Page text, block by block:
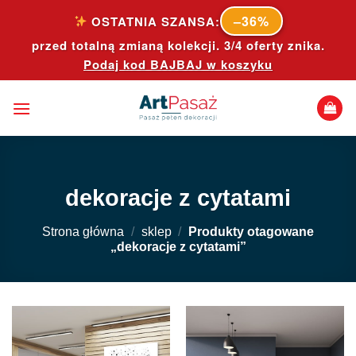
content
OSTATNIA SZANSA: –36%
przed totalną zmianą kolekcji. 3/4 oferty znika.
Podaj kod BAJBAJ w koszyku
dekoracje z cytatami
Strona główna / sklep /
Produkty otagowane
„dekoracje z cytatami”